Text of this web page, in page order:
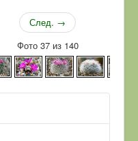
След. →
Фото 37 из 140